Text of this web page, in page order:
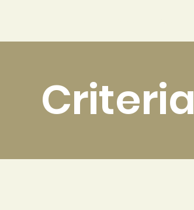
Criteria